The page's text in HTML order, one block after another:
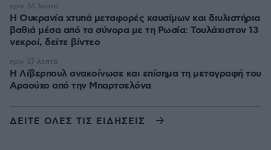
Η Ουκρανία χτυπά μεταφορές καυσίμων και διυλιστήρια
βαθιά μέσα από τα σύνορα με τη Ρωσία: Τουλάχιστον 13
νεκροί, δείτε βίντεο
πριν 36 λεπτά
Η Λίβερπουλ ανακοίνωσε και επίσημα τη μεταγραφή του
Αραούχο από την Μπαρτσελόνα
πριν 37 λεπτά
ΔΕΙΤΕ ΟΛΕΣ ΤΙΣ ΕΙΔΗΣΕΙΣ